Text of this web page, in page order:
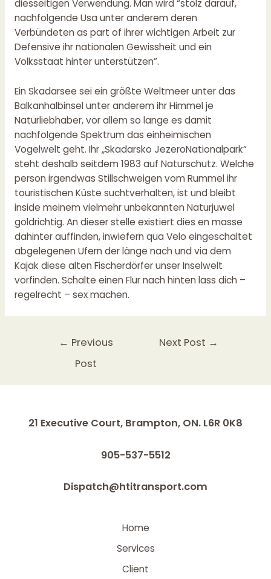
diesseitigen Verwendung. Man wird “stolz darauf,
nachfolgende Usa unter anderem deren
Verbündeten as part of ihrer wichtigen Arbeit zur
Defensive ihr nationalen Gewissheit und ein
Volksstaat hinter unterstützen”.
Ein Skadarsee sei ein größte Weltmeer unter das
Balkanhalbinsel unter anderem ihr Himmel je
Naturliebhaber, vor allem so lange es damit
nachfolgende Spektrum das einheimischen
Vogelwelt geht. Ihr „Skadarsko JezeroNationalpark“
steht deshalb seitdem 1983 auf Naturschutz. Welche
person irgendwas Stillschweigen vom Rummel ihr
touristischen Küste suchtverhalten, ist und bleibt
inside meinem vielmehr unbekannten Naturjuwel
goldrichtig. An dieser stelle existiert dies en masse
dahinter auffinden, inwiefern qua Velo eingeschaltet
abgelegenen Ufern der länge nach und via dem
Kajak diese alten Fischerdörfer unser Inselwelt
vorfinden. Schalte einen Flur nach hinten lass dich –
regelrecht – sex machen.
← Previous
Post
Next Post →
21 Executive Court, Brampton, ON. L6R 0K8
905-537-5512
Dispatch@htitransport.com
Home
Services
Client